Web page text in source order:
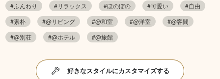
#ふんわり
#リラックス #ほのぼの #可愛い
#自由
#素朴
#@リビング #@和室 #@洋室
#@客間
#@別荘
#@ホテル #@旅館
好きなスタイルにカスタマイズする